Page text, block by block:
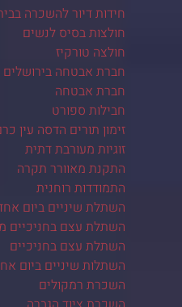
חידות דיור להשכרה
חולצות בסיס לנשים
חולצה טורקיז
חברת אבטחה בירושלים
חברת אבטחה
חבילות ספורט
זימון תורים הדסה עין
זוגיות מעורבת דתית
התקנת מאוורר תקרה
התמודדות רוחנית
השתלת שיניים ביום
השתלת עצם בחניכיים
השתלת עצם בחניכיים
השתלות שיניים ביום
השכרת רמקולים